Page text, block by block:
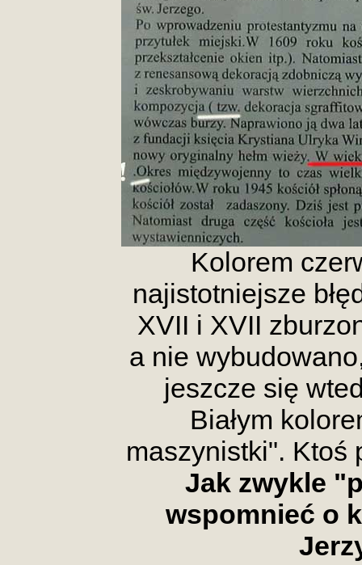
Kolorem
najistotniejsze
XVII i XVII
a nie
jeszcze się
Białym
maszynistki". Ktoś
Jak zwykle
wspomnieć o